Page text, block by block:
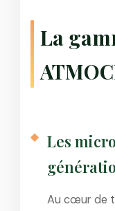
La
Les
Au cœur de